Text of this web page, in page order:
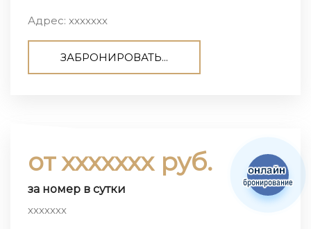
Адрес: ххххххх
ЗАБРОНИРОВАТЬ...
от ххххххх руб.
за номер в сутки
ххххххх